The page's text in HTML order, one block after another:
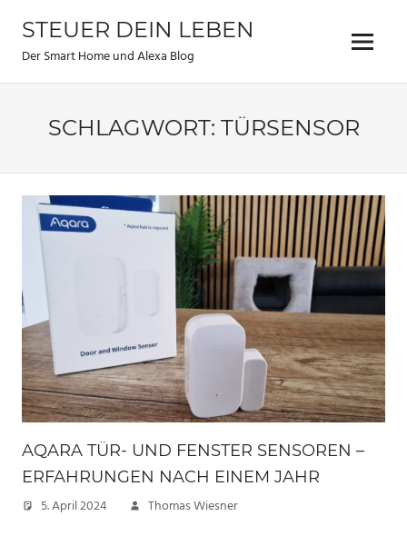
Inhalt
springen
STEUER DEIN LEBEN
Der Smart Home und Alexa Blog Menu
SCHLAGWORT: TÜRSENSOR
AQARA TÜR- UND FENSTER SENSOREN –
ERFAHRUNGEN NACH EINEM JAHR
5. April 2024 Thomas Wiesner